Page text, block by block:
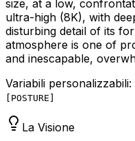
size, at a low,
ultra-high (8K), with
disturbing detail of its
atmosphere is one of
and inescapable,
Variabili personalizzabili:
POSTURE
La Visione